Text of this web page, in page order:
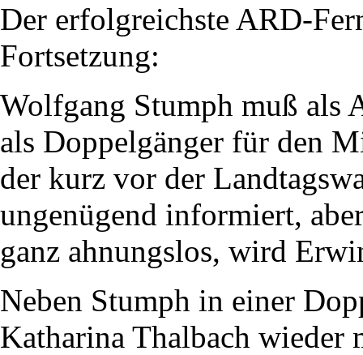
Der erfolgreichste ARD-
Fortsetzung:
Wolfgang Stumph muß als
als Doppelgänger für den
der kurz vor der
ungenügend informiert,
ganz ahnungslos, wird
Neben Stumph in einer
Katharina Thalbach wieder